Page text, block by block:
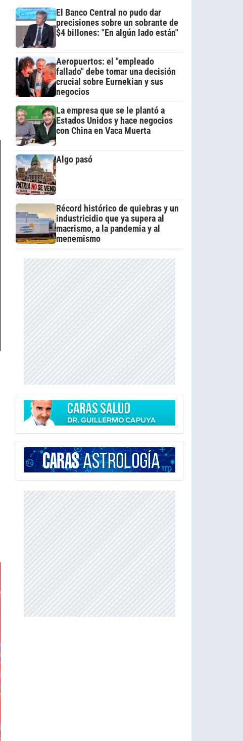
El Banco Central no pudo dar
precisiones sobre un sobrante de
$4 billones: "En algún lado están"
Aeropuertos: el "empleado
fallado" debe tomar una decisión
crucial sobre Eurnekian y sus
negocios
La empresa que se le plantó a
Estados Unidos y hace negocios
con China en Vaca Muerta
Algo pasó
Récord histórico de quiebras y un
industricidio que ya supera al
macrismo, a la pandemia y al
menemismo